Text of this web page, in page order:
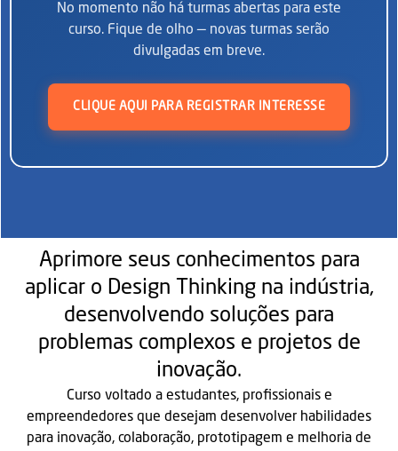
No momento não há turmas abertas para este
curso. Fique de olho — novas turmas serão
divulgadas em breve.
CLIQUE AQUI PARA REGISTRAR INTERESSE
Aprimore seus conhecimentos para
aplicar o Design Thinking na indústria,
desenvolvendo soluções para
problemas complexos e projetos de
inovação.
Curso voltado a estudantes, profissionais e
empreendedores que desejam desenvolver habilidades
para inovação, colaboração, prototipagem e melhoria de